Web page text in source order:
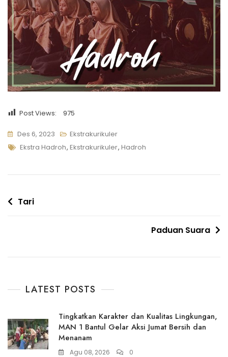
Post Views: 975
Des 6, 2023
Ekstrakurikuler
Tags
Ekstra Hadroh, Ekstrakurikuler, Hadroh
Navigasi
Tari
Paduan Suara
LATEST POSTS
Tingkatkan Karakter dan Kualitas Lingkungan,
MAN 1 Bantul Gelar Aksi Jumat Bersih dan
Menanam
Agu 08, 2026 0